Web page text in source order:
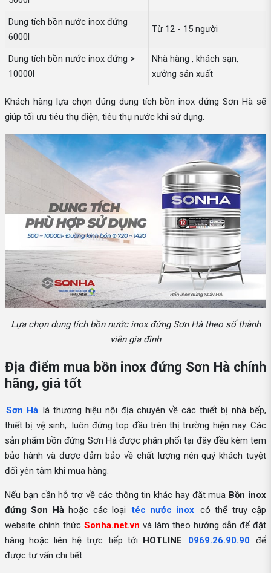
Dung tích bồn nước inox đứng
6000l
Từ 12 - 15 người
Dung tích bồn nước inox đứng >
10000l
Nhà hàng , khách sạn,
xưởng sản xuất
Khách hàng lựa chọn đúng dung tích bồn inox đứng Sơn Hà sẽ
giúp tối ưu tiêu thụ điện, tiêu thụ nước khi sử dụng.
Lựa chọn dung tích bồn nước inox đứng Sơn Hà theo số thành
viên gia đình
Địa điểm mua bồn inox đứng Sơn Hà chính
hãng, giá tốt
Sơn Hà là thương hiệu nội địa chuyên về các thiết bị nhà bếp,
thiết bị vệ sinh,...luôn đứng top đầu trên thị trường hiện nay. Các
sản phẩm bồn đứng Sơn Hà được phân phối tại đây đều kèm tem
bảo hành và được đảm bảo về chất lượng nên quý khách tuyệt
đối yên tâm khi mua hàng.
Nếu bạn cần hỗ trợ về các thông tin khác hay đặt mua Bồn inox
đứng Sơn Hàhoặc các loại téc nước inox có thể truy cập
website chính thức Sonha.net.vn và làm theo hướng dẫn để đặt
hàng hoặc liên hệ trực tiếp tới HOTLINE 0969.26.90.90 để
được tư vấn chi tiết.